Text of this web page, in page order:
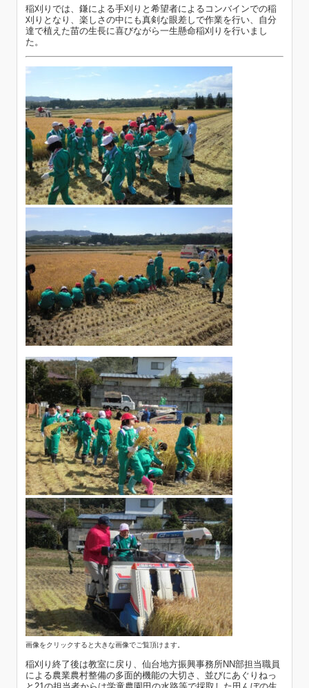
稲刈りでは、鎌による手刈りと希望者によるコンバインでの稲
刈りとなり、楽しさの中にも真剣な眼差しで作業を行い、自分
達で植えた苗の生長に喜びながら一生懸命稲刈りを行いまし
た。
画像をクリックすると大きな画像でご覧頂けます。
稲刈り終了後は教室に戻り、仙台地方振興事務所NN部担当職員
による農業農村整備の多面的機能の大切さ、並びにあぐりねっ